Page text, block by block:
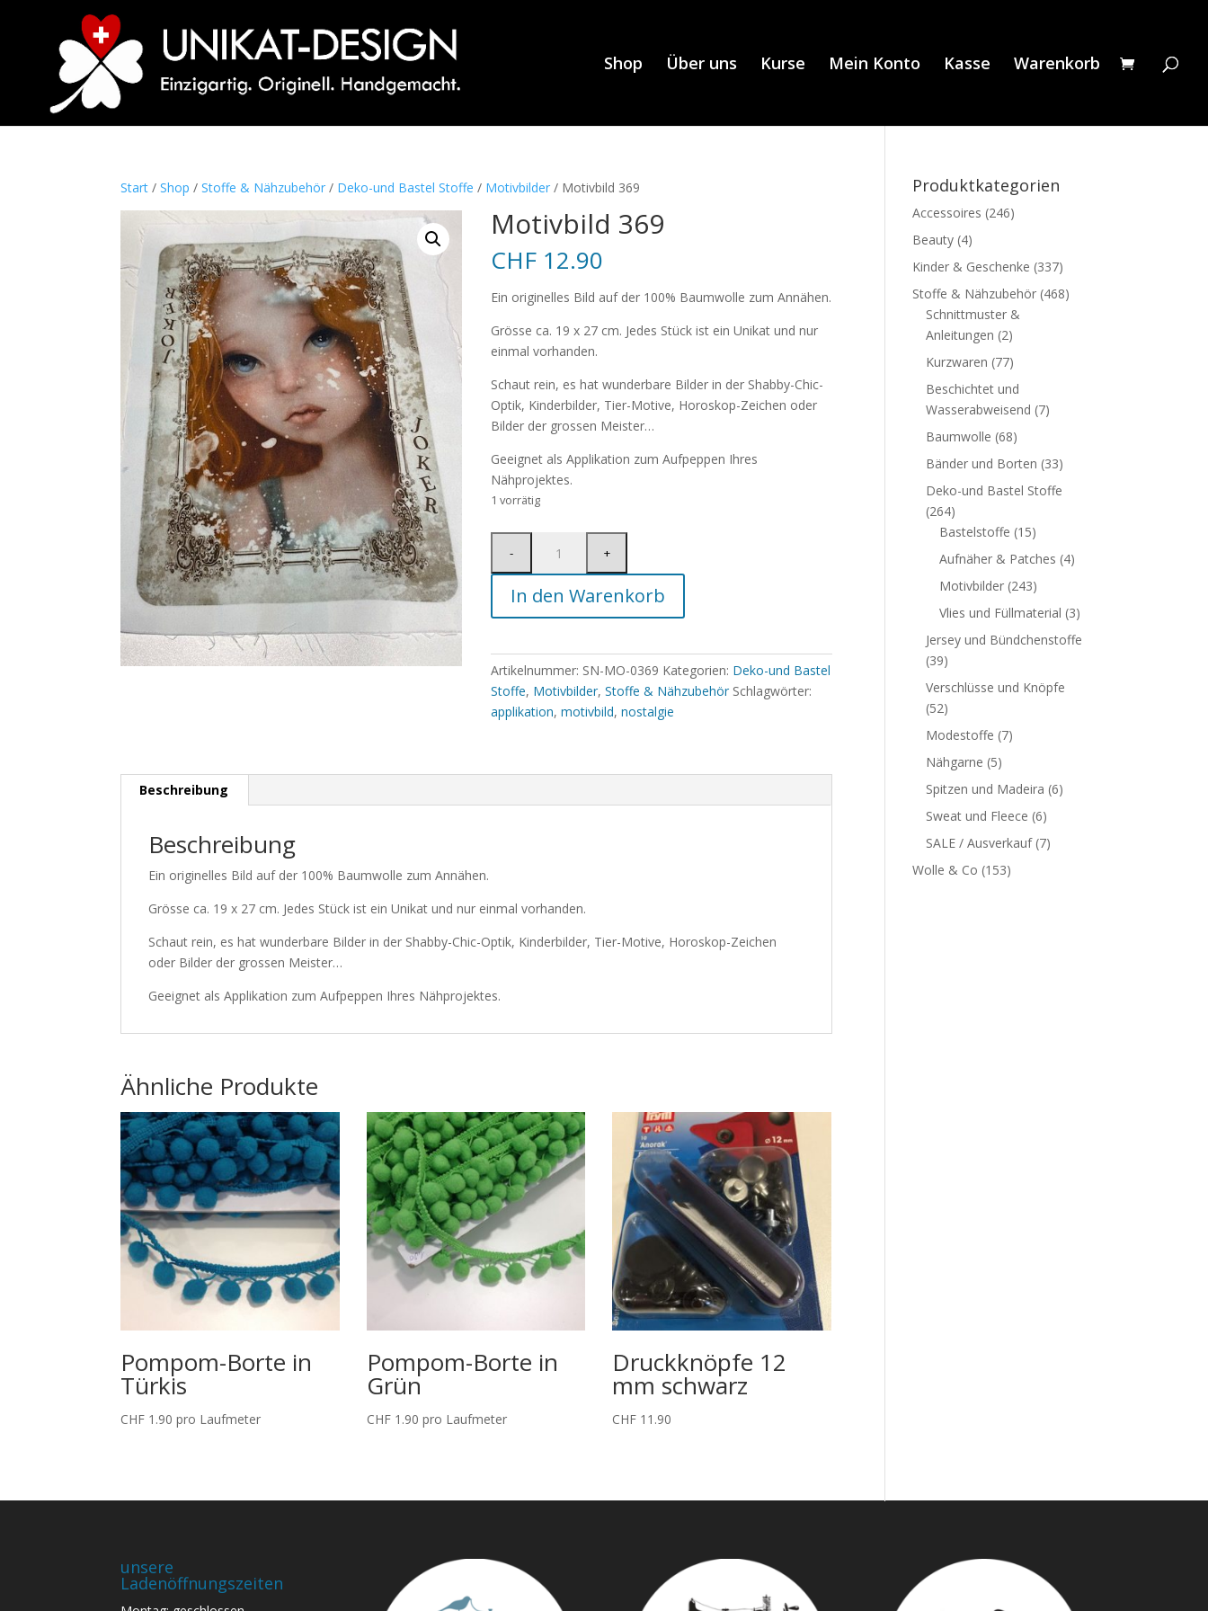
Shop Über uns Kurse Mein Konto Kasse Warenkorb
Start /Shop /Stoffe & Nähzubehör / Deko-und Bastel Stoffe / Motivbilder / Motivbild 369
Motivbild 369
CHF 12.90
Ein originelles Bild auf der 100% Baumwolle zum Annähen.
Grösse ca. 19 x 27 cm. Jedes Stück ist ein Unikat und nur
einmal vorhanden.
Schaut rein, es hat wunderbare Bilder in der Shabby-Chic-
Optik, Kinderbilder, Tier-Motive, Horoskop-Zeichen oder
Bilder der grossen Meister…
Geeignet als Applikation zum Aufpeppen Ihres
Nähprojektes.
1 vorrätig
In den Warenkorb
Artikelnummer: SN-MO-0369 Kategorien: Deko-und Bastel
Stoffe, Motivbilder,Stoffe & Nähzubehör Schlagwörter:
applikation,motivbild,nostalgie
Beschreibung
Beschreibung
Ein originelles Bild auf der 100% Baumwolle zum Annähen.
Grösse ca. 19 x 27 cm. Jedes Stück ist ein Unikat und nur einmal vorhanden.
Schaut rein, es hat wunderbare Bilder in der Shabby-Chic-Optik, Kinderbilder, Tier-Motive, Horoskop-Zeichen
oder Bilder der grossen Meister…
Geeignet als Applikation zum Aufpeppen Ihres Nähprojektes.
Ähnliche Produkte
Pompom-Borte in
Türkis
CHF 1.90 pro Laufmeter
Pompom-Borte in
Grün
CHF1.90 pro Laufmeter
Druckknöpfe 12
mm schwarz
CHF 11.90
Produktkategorien
Accessoires (246)
Beauty (4)
Kinder & Geschenke (337)
Stoffe & Nähzubehör (468)
Schnittmuster &
Anleitungen (2)
Kurzwaren (77)
Beschichtet und
Wasserabweisend (7)
Baumwolle (68)
Bänder und Borten (33)
Deko-und Bastel Stoffe
(264)
Bastelstoffe (15)
Aufnäher & Patches (4)
Motivbilder (243)
Vlies und Füllmaterial (3)
Jersey und Bündchenstoffe
(39)
Verschlüsse und Knöpfe
(52)
Modestoffe (7)
Nähgarne (5)
Spitzen und Madeira (6)
Sweat und Fleece (6)
SALE / Ausverkauf (7)
Wolle & Co (153)
unsere
Ladenöffnungszeiten